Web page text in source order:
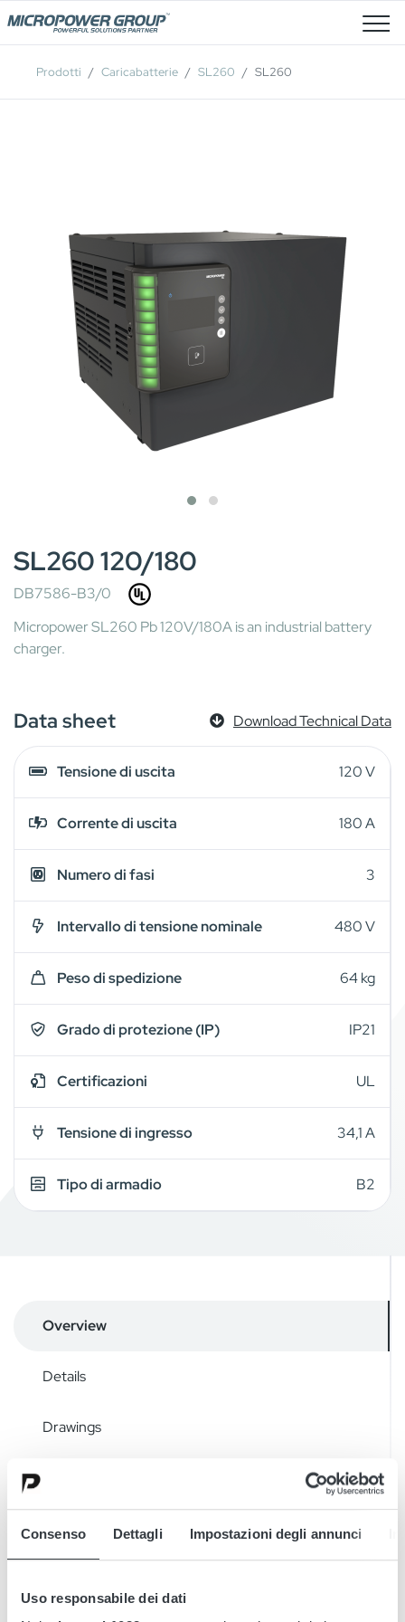
Consenso Dettagli Impostazioni degli annunci
Uso responsabile dei dati
Posti Vacanti
Prodotti Caricabatterie SL260 SL260
SL260 120/180
DB7586-B3/0
Micropower SL260 Pb 120V/180A is an industrial battery
charger.
Data sheet Download Technical Data
Tensione di uscita 120 V
Corrente di uscita 180 A
Numero di fasi 3
Intervallo di tensione nominale 480 V
Peso di spedizione 64 kg
Grado di protezione (IP) IP21
Certificazioni UL
Tensione di ingresso 34,1 A
Tipo di armadio B2
Overview
Details
Drawings
Downloads
Micropower SL è un caricabatterie trifase stand‑alone